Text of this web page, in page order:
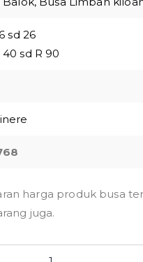
sd 26
sd R 90
harga produk busa
juga.